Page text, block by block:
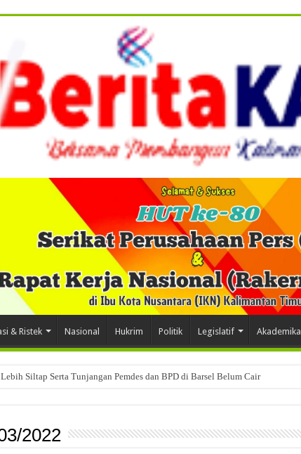
& Ristek Nasional Hukrim Politik Legislatif Akademika
Siltap Serta Tunjangan Pemdes dan BPD di Barsel Belum Cair
2022